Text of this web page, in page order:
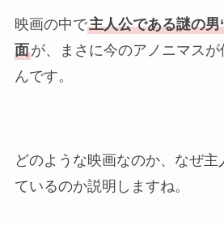
映画の中で主人公である謎の
面が、まさに今のアノニマス
んです。
どのような映画なのか、なぜ
ているのか説明しますね。